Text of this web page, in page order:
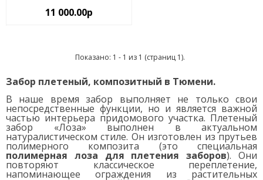
11 000.00р
Показано: 1 - 1 из 1 (страниц 1).
Забор плетеный, композитный в Тюмени.
В наше время забор выполняет не только свои
непосредственные функции, но и является важной
частью интерьера придомового участка. Плетеный
забор «Лоза» выполнен в актуальном
натуралистическом стиле. Он изготовлен из прутьев
полимерного композита (это специальная
полимерная лоза для плетения заборов). Они
повторяют классическое переплетение,
напоминающее ограждения из растительных